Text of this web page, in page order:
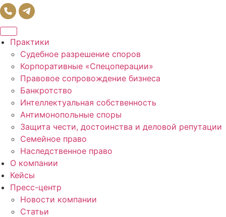
Практики
Судебное разрешение споров
Корпоративные «Спецоперации»
Правовое сопровождение бизнеса
Банкротство
Интеллектуальная собственность
Антимонопольные споры
Защита чести, достоинства и деловой репутации
Семейное право
Наследственное право
О компании
Кейсы
Пресс-центр
Новости компании
Статьи